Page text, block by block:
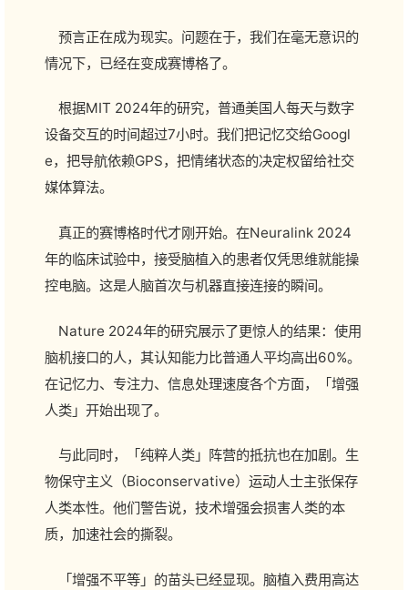
预言正在成为现实。问题在于，我们在毫无意识的
情况下，已经在变成赛博格了。
根据MIT 2024年的研究，普通美国人每天与数字
设备交互的时间超过7小时。我们把记忆交给Googl
e，把导航依赖GPS，把情绪状态的决定权留给社交
媒体算法。
真正的赛博格时代才刚开始。在Neuralink 2024
年的临床试验中，接受脑植入的患者仅凭思维就能操
控电脑。这是人脑首次与机器直接连接的瞬间。
Nature 2024年的研究展示了更惊人的结果：使用
脑机接口的人，其认知能力比普通人平均高出60%。
在记忆力、专注力、信息处理速度各个方面，「增强
人类」开始出现了。
与此同时，「纯粹人类」阵营的抵抗也在加剧。生
物保守主义（Bioconservative）运动人士主张保存
人类本性。他们警告说，技术增强会损害人类的本
质，加速社会的撕裂。
「增强不平等」的苗头已经显现。脑植入费用高达